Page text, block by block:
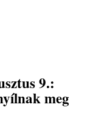
9.:
meg